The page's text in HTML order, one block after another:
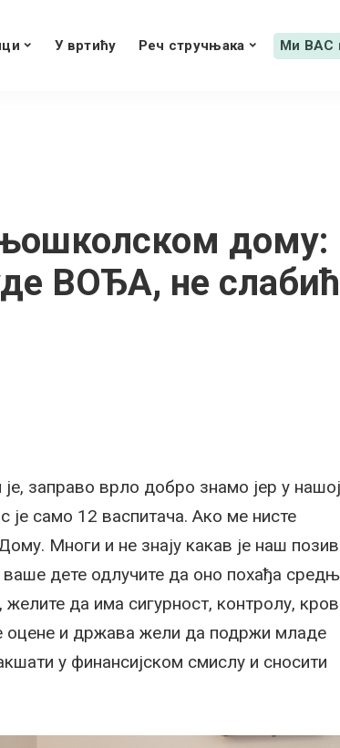
У вртићу Реч стручњака Ми ВАС
дому:
ВОЂА, не слабић
заправо врло добро знамо јер у нашој
је само 12 васпитача. Ако ме нисте
Многи и не знају какав је наш
дете одлучите да оно похађа
да има сигурност, контролу, кров
оцене и држава жели да подржи младе
у финансијском смислу и сносити